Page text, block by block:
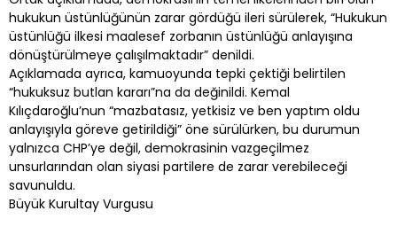
hukukun üstünlüğünün zarar gördüğü ileri sürülerek, “Hukukun
üstünlüğü ilkesi maalesef zorbanın üstünlüğü anlayışına
dönüştürülmeye çalışılmaktadır” denildi.
Açıklamada ayrıca, kamuoyunda tepki çektiği belirtilen
“hukuksuz butlan kararı”na da değinildi. Kemal
Kılıçdaroğlu’nun “mazbatasız, yetkisiz ve ben yaptım oldu
anlayışıyla göreve getirildiği” öne sürülürken, bu durumun
yalnızca CHP’ye değil, demokrasinin vazgeçilmez
unsurlarından olan siyasi partilere de zarar verebileceği
savunuldu.
Büyük Kurultay Vurgusu